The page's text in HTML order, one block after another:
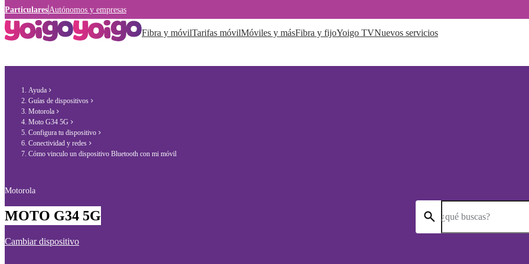
Particulares Autónomos y empresas
Fibra y móvilTarifas móvilMóviles y másFibra y fijoYoigo TVNuevos servicios
Ayuda
Guías de dispositivos
Motorola
Moto G34 5G
Configura tu dispositivo
Conectividad y redes
Cómo vinculo un dispositivo Bluetooth con mi móvil
Motorola
MOTO G34 5G
Cambiar dispositivo
¿qué buscas?